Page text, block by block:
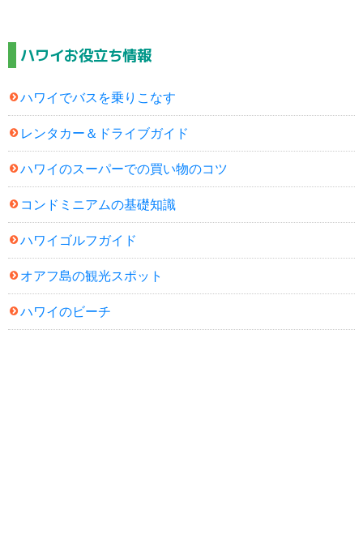
ハワイお役立ち情報
ハワイでバスを乗りこなす
レンタカー＆ドライブガイド
ハワイのスーパーでの買い物のコツ
コンドミニアムの基礎知識
ハワイゴルフガイド
オアフ島の観光スポット
ハワイのビーチ